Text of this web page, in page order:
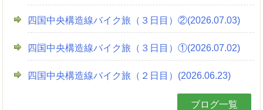
四国中央構造線バイク旅（３日目）②(2026.07.03)
四国中央構造線バイク旅（３日目）①(2026.07.02)
四国中央構造線バイク旅（２日目）(2026.06.23)
ブログ一覧